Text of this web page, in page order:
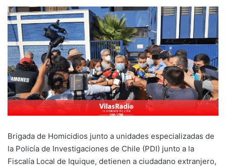
Brigada de Homicidios junto a unidades especializadas de
la Policía de Investigaciones de Chile (PDI) junto a la
Fiscalía Local de Iquique, detienen a ciudadano extranjero,